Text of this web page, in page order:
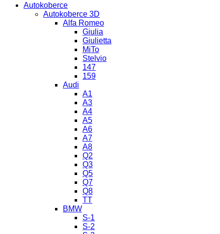
Autokoberce
Autokoberce 3D
Alfa Romeo
Giulia
Giulietta
MiTo
Stelvio
147
159
Audi
A1
A3
A4
A5
A6
A7
A8
Q2
Q3
Q5
Q7
Q8
TT
BMW
S-1
S-2